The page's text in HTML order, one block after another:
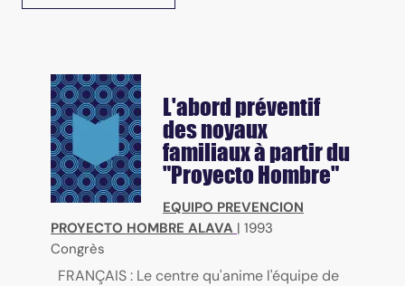
L'abord préventif
des noyaux
familiaux à partir du
"Proyecto Hombre"
EQUIPO PREVENCION
PROYECTO HOMBRE ALAVA | 1993
Congrès
FRANÇAIS : Le centre qu'anime l'équipe de